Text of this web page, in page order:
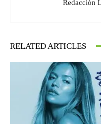
Redacción
RELATED ARTICLES